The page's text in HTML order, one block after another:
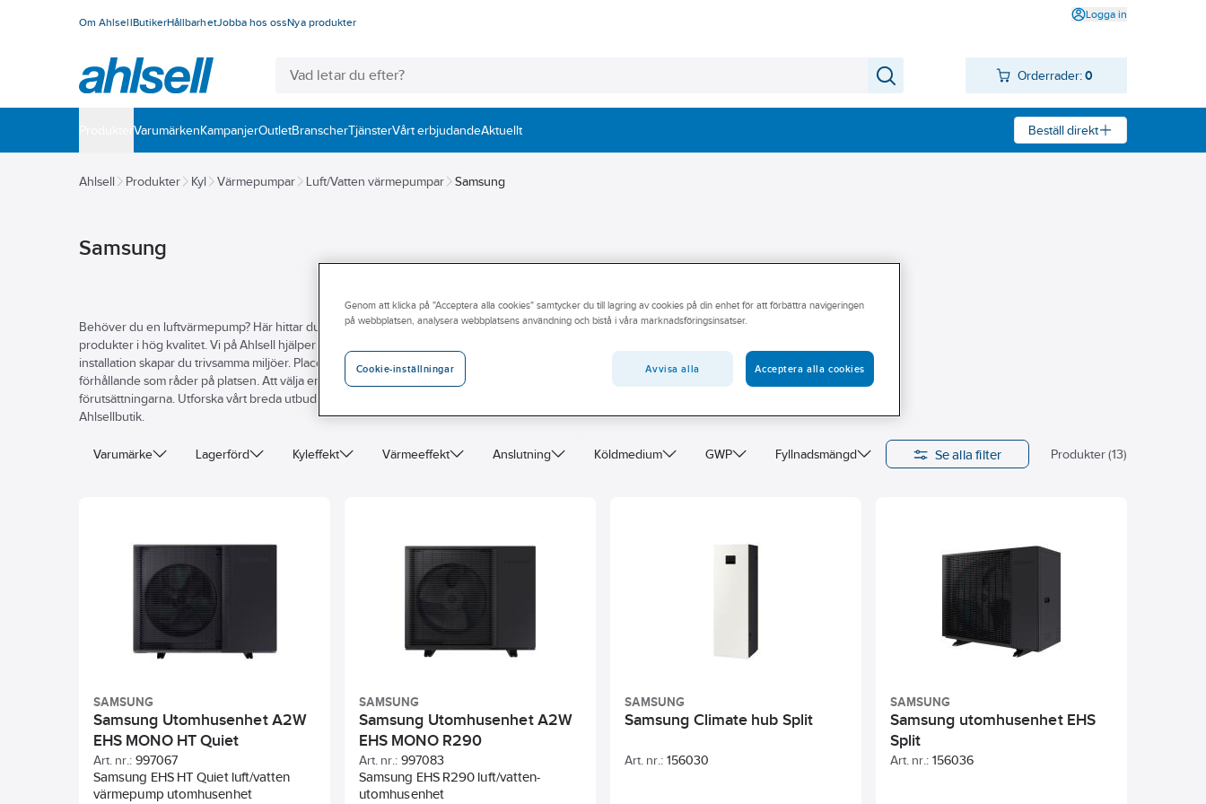
Om AhlsellButikerHållbarhetJobba hos ossNya produkter
Logga in
Orderrader: 0
VarumärkenKampanjerOutletBranscherTjänsterVårt erbjudandeAktuellt Beställ direkt
Ahlsell Produkter Kyl Värmepumpar Luft/Vatten värmepumpar Samsung
Samsung
Behöver du en luftvärmepump? Här hittar du som jobbar du med installation, montering och service ett brett sortiment av
produkter i hög kvalitet. Vi på Ahlsell hjälper dig hitta rätt luftvärmepump, värmepump och reservdelar. Med din expertis och
installation skapar du trivsamma miljöer. Placeringen avgör resultatet för god värmespridning. Välj rätt produkt för det
förhållande som råder på platsen. Att välja en luftvärmepump som är byggd och utvecklad för vårt nordiska klimat skapar bästa
förutsättningarna. Utforska vårt breda utbud av värmepump och luftvärmepump här i webbutiken eller besök din närmsta
Ahlsellbutik.
Varumärke Lagerförd Kyleffekt Värmeeffekt Anslutning Köldmedium GWP Fyllnadsmängd Se alla filter Produkter (13)
SAMSUNG
Samsung Utomhusenhet A2W
EHS MONO HT Quiet
Art. nr.: 997067
Samsung EHS HT Quiet luft/vatten
värmepump utomhusenhet
SAMSUNG
Samsung Utomhusenhet A2W
EHS MONO R290
Art. nr.: 997083
Samsung EHS R290 luft/vatten-
utomhusenhet
SAMSUNG
Samsung Climate hub Split
Art. nr.: 156030
SAMSUNG
Samsung utomhusenhet EHS
Split
Art. nr.: 156036
Genom att klicka på "Acceptera alla cookies" samtycker du till lagring av cookies på din enhet för att förbättra navigeringen
på webbplatsen, analysera webbplatsens användning och bistå i våra marknadsföringsinsatser.
Cookie-inställningar Avvisa alla Acceptera alla cookies